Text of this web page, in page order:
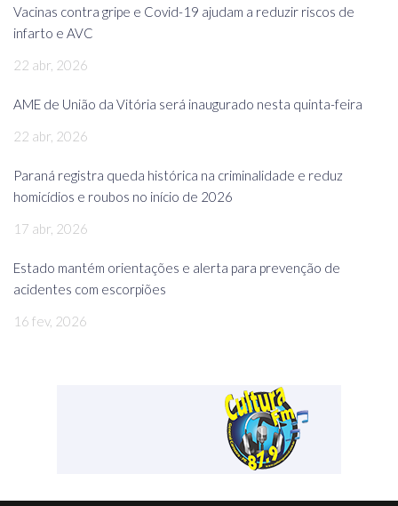
Vacinas contra gripe e Covid-19 ajudam a reduzir riscos de
infarto e AVC
22 abr, 2026
AME de União da Vitória será inaugurado nesta quinta-feira
22 abr, 2026
Paraná registra queda histórica na criminalidade e reduz
homicídios e roubos no início de 2026
17 abr, 2026
Estado mantém orientações e alerta para prevenção de
acidentes com escorpiões
16 fev, 2026